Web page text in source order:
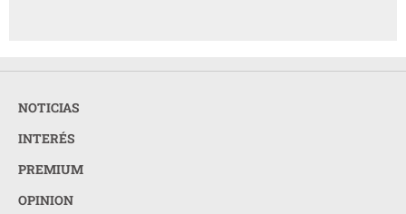
NOTICIAS
INTERÉS
PREMIUM
OPINION